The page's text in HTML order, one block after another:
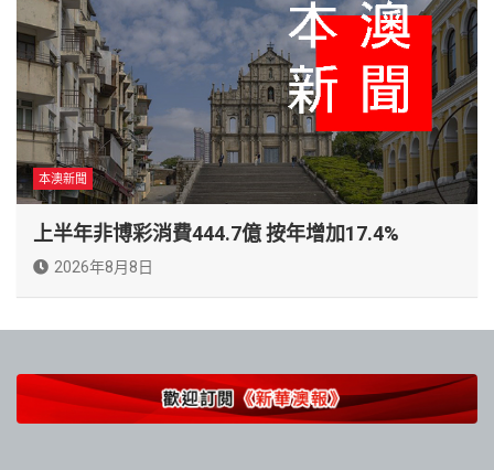
本澳新聞
上半年非博彩消費444.7億 按年增加17.4%
2026年8月8日